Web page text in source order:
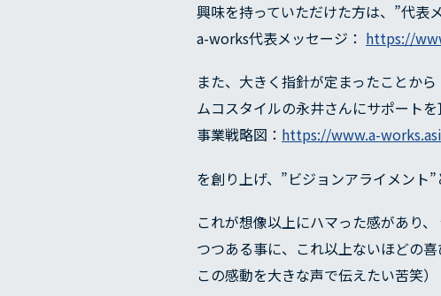
興味を持っていただけた方は、”代表
a-works代表メッセージ： https://
また、大きく指針が定まったことか
ムコスタイルの永井さんにサポートを
事業戦略図： https://www.a-
を創り上げ、”ビジョンアライメント
これが想像以上にハマった感があり
つつある事に、これ以上ないほどの
この感動を大きな声で伝えたい苦笑）